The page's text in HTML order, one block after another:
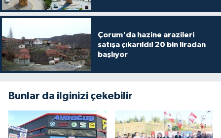
Çorum'da hazine arazileri
satışa çıkarıldı! 20 bin liradan
başlıyor
Bunlar da ilginizi çekebilir